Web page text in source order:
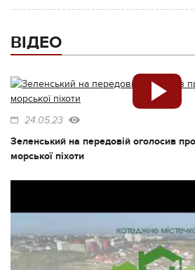
ВІДЕО
24.05.23
Зеленський на передовій оголосив
морської піхоти